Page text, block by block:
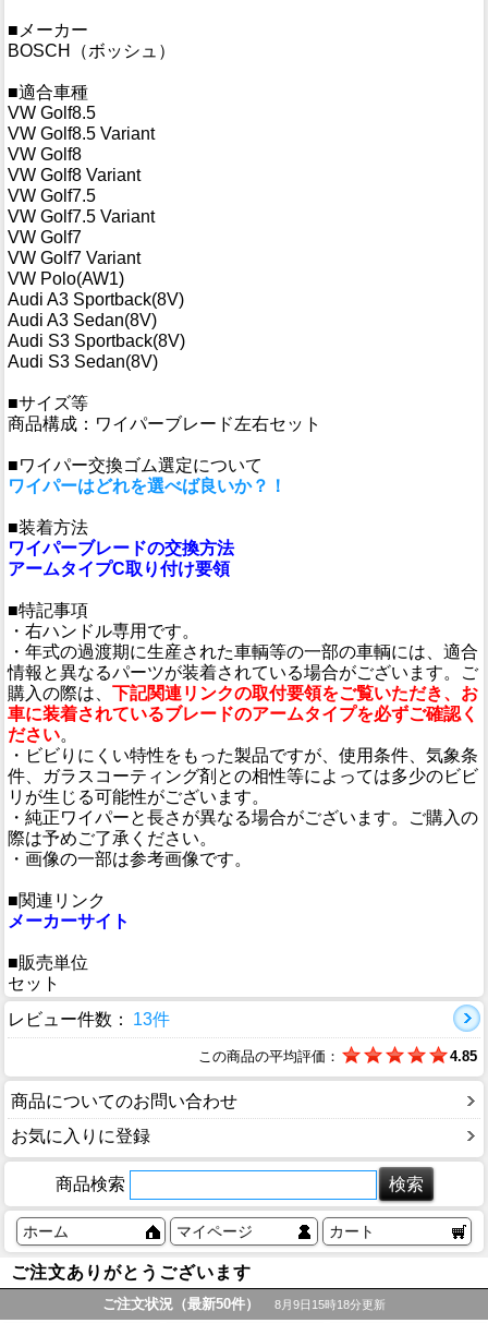
■メーカー
BOSCH（ボッシュ）
■適合車種
VW Golf8.5
VW Golf8.5 Variant
VW Golf8
VW Golf8 Variant
VW Golf7.5
VW Golf7.5 Variant
VW Golf7
VW Golf7 Variant
VW Polo(AW1)
Audi A3 Sportback(8V)
Audi A3 Sedan(8V)
Audi S3 Sportback(8V)
Audi S3 Sedan(8V)
■サイズ等
商品構成：ワイパーブレード左右セット
■ワイパー交換ゴム選定について
ワイパーはどれを選べば良いか？！
■装着方法
ワイパーブレードの交換方法
アームタイプC取り付け要領
■特記事項
・右ハンドル専用です。
・年式の過渡期に生産された車輌等の一部の車輌には、適合
情報と異なるパーツが装着されている場合がございます。ご
購入の際は、 下記関連リンクの取付要領をご覧いただき、お
車に装着されているブレードのアームタイプを必ずご確認く
ださい。
・ビビりにくい特性をもった製品ですが、使用条件、気象条
件、ガラスコーティング剤との相性等によっては多少のビビ
リが生じる可能性がございます。
・純正ワイパーと長さが異なる場合がございます。ご購入の
際は予めご了承ください。
・画像の一部は参考画像です。
■関連リンク
メーカーサイト
■販売単位
セット
レビュー件数：
13件
この商品の平均評価： 4.85
商品についてのお問い合わせ
お気に入りに登録
商品検索
ホーム マイページ カート
ご注文ありがとうございます